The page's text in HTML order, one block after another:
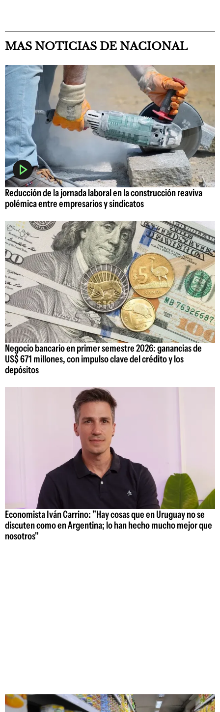
MAS NOTICIAS DE NACIONAL
Reducción de la jornada laboral en la construcción reaviva
polémica entre empresarios y sindicatos
Negocio bancario en primer semestre 2026: ganancias de
US$ 671 millones, con impulso clave del crédito y los
depósitos
Economista Iván Carrino: "Hay cosas que en Uruguay no se
discuten como en Argentina; lo han hecho mucho mejor que
nosotros"